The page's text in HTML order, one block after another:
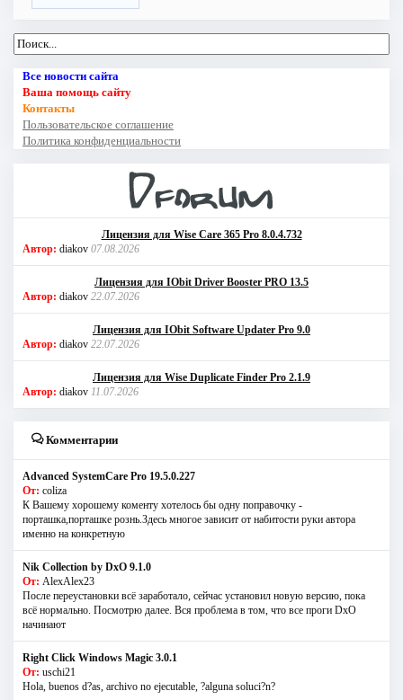
Все новости сайта
Ваша помощь сайту
Контакты
Пользовательское соглашение
Политика конфиденциальности
Лицензия для Wise Care 365 Pro 8.0.4.732
Автор: diakov 07.08.2026
Лицензия для IObit Driver Booster PRO 13.5
Автор: diakov 22.07.2026
Лицензия для IObit Software Updater Pro 9.0
Автор: diakov 22.07.2026
Лицензия для Wise Duplicate Finder Pro 2.1.9
Автор: diakov 11.07.2026
Комментарии
Advanced SystemCare Pro 19.5.0.227
От: coliza
К Вашему хорошему коменту хотелось бы одну поправочку -
порташка,порташке рознь.Здесь многое зависит от набитости руки автора
именно на конкретную
Nik Collection by DxO 9.1.0
От: AlexAlex23
После переустановки всё заработало, сейчас установил новую версию, пока
всё нормально. Посмотрю далее. Вся проблема в том, что все проги DxO
начинают
Right Click Windows Magic 3.0.1
От: uschi21
Hola, buenos d?as, archivo no ejecutable, ?alguna soluci?n?